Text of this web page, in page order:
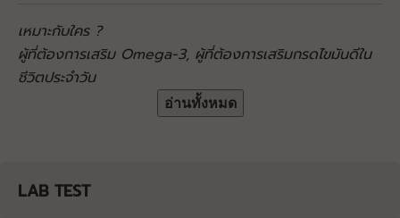
เหมาะกับใคร ?
ผู้ที่ต้องการเสริม Omega-3, ผู้ที่ต้องการเสริมกรดไขมันดีใน
ชีวิตประจำวัน
อ่านทั้งหมด
LAB TEST